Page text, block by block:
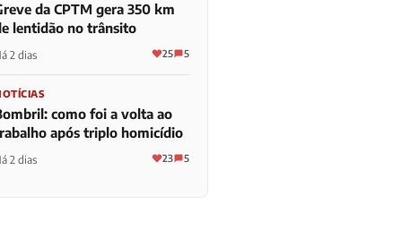
da CPTM gera 350 km
lentidão no trânsito
2 dias 25 5
como foi a volta ao
após triplo homicídio
2 dias 23 5